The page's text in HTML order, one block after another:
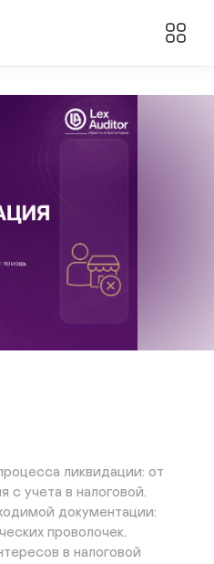
ликвидации: от
с учета в налоговой.
документации:
проволочек.
в налоговой